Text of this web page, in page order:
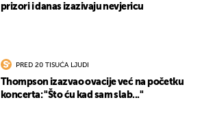
prizori i danas izazivaju nevjericu
PRED 20 TISUĆA LJUDI
Thompson izazvao ovacije već na početku
koncerta: "Što ću kad sam slab..."